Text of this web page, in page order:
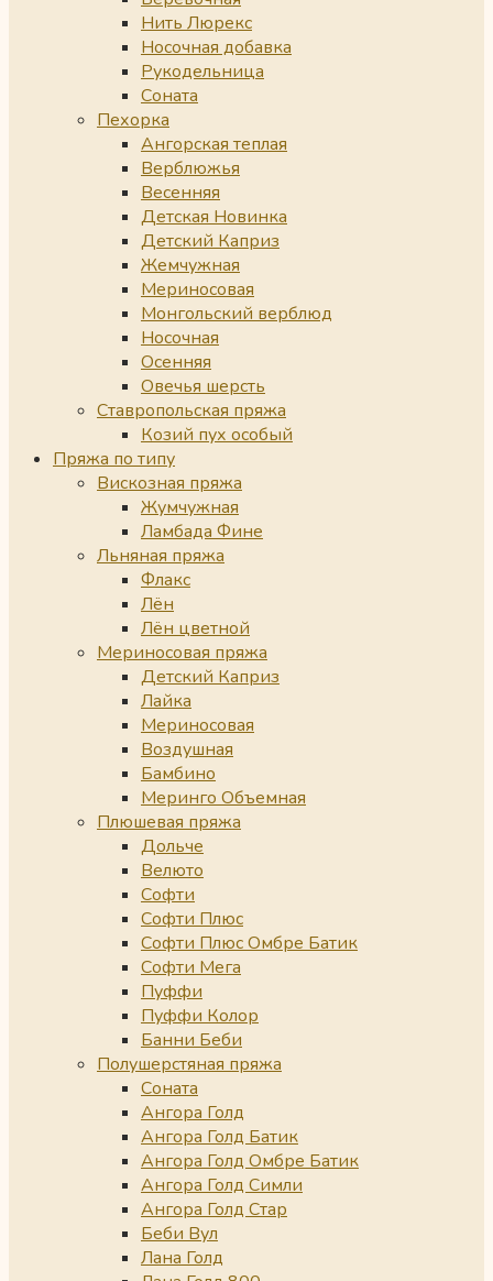
Нить Люрекс
Носочная добавка
Рукодельница
Соната
Пехорка
Ангорская теплая
Верблюжья
Весенняя
Детская Новинка
Детский Каприз
Жемчужная
Мериносовая
Монгольский верблюд
Носочная
Осенняя
Овечья шерсть
Ставропольская пряжа
Козий пух особый
Пряжа по типу
Вискозная пряжа
Жумчужная
Ламбада Фине
Льняная пряжа
Флакс
Лён
Лён цветной
Мериносовая пряжа
Детский Каприз
Лайка
Мериносовая
Воздушная
Бамбино
Меринго Объемная
Плюшевая пряжа
Дольче
Велюто
Софти
Софти Плюс
Софти Плюс Омбре Батик
Софти Мега
Пуффи
Пуффи Колор
Банни Беби
Полушерстяная пряжа
Соната
Ангора Голд
Ангора Голд Батик
Ангора Голд Омбре Батик
Ангора Голд Симли
Ангора Голд Стар
Беби Вул
Лана Голд